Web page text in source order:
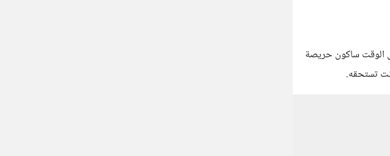
الوقت ساكون حريصة
تستحقه.